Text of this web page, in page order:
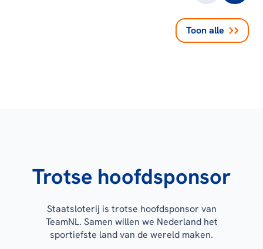
Toon alle
Trotse hoofdsponsor
Staatsloterij is trotse hoofdsponsor van
TeamNL. Samen willen we Nederland het
sportiefste land van de wereld maken.